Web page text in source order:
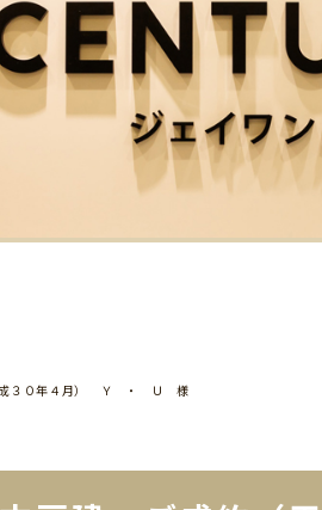
成３０年４月） Ｙ ・ Ｕ 様